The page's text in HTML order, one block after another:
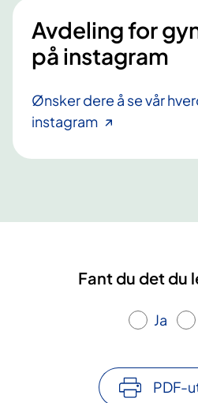
d
e
s
d
d
e
Avdeling for
på instagram
Ønsker dere å se vår
instagram
Fant du det du
Ja
PDF-